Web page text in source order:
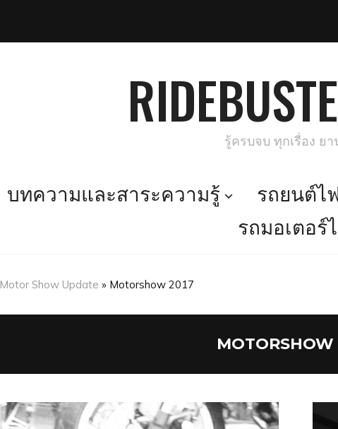
รู้ครบจบ ทุกเรื่อง ย
บทความและสาระความรู้ รถยนต์ไ
รถมอเตอร์
Motor Show Update » Motorshow 2017
MOTORSHOW